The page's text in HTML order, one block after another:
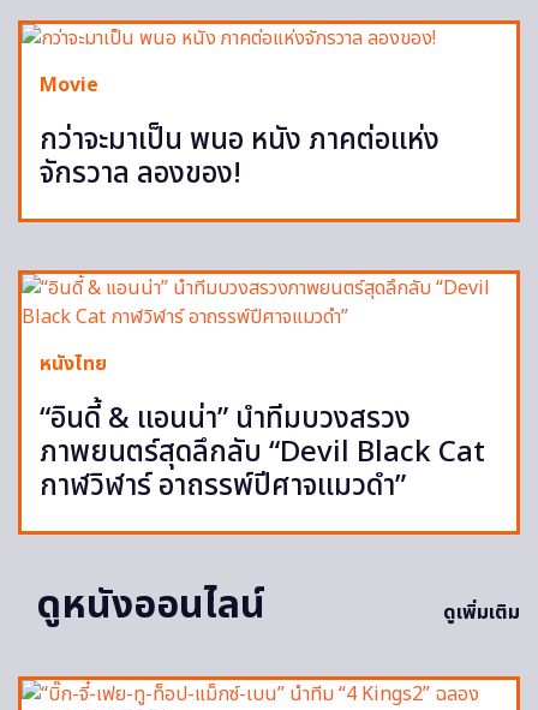
Movie
กว่าจะมาเป็น พนอ หนัง ภาคต่อแห่ง
จักรวาล ลองของ!
หนังไทย
“อินดี้ & แอนน่า” นำทีมบวงสรวง
ภาพยนตร์สุดลึกลับ “Devil Black Cat
กาฬวิฬาร์ อาถรรพ์ปีศาจแมวดำ”
ดูหนังออนไลน์ ดูเพิ่มเติม